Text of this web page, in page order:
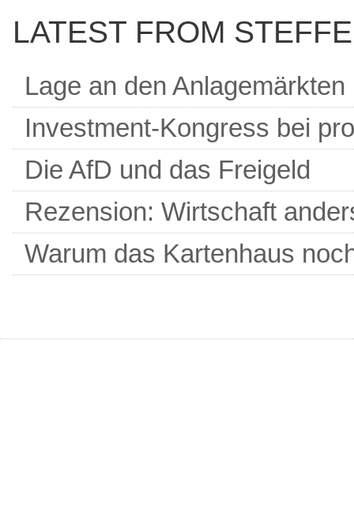
LATEST FROM
Lage an den Anlagemärkten
Investment-Kongress bei
Die AfD und das Freigeld
Rezension: Wirtschaft
Warum das Kartenhaus